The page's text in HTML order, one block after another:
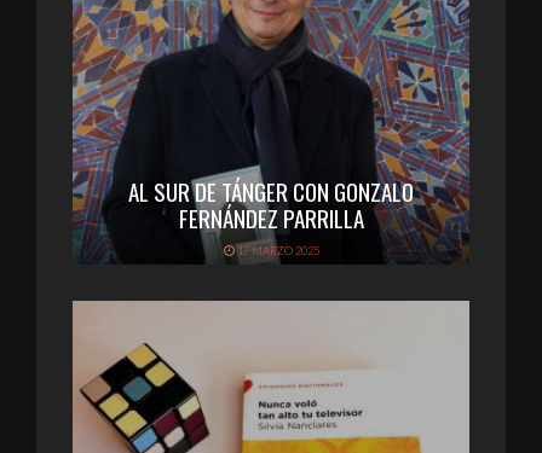
AL SUR DE TÁNGER CON GONZALO
FERNÁNDEZ PARRILLA
17 MARZO 2025